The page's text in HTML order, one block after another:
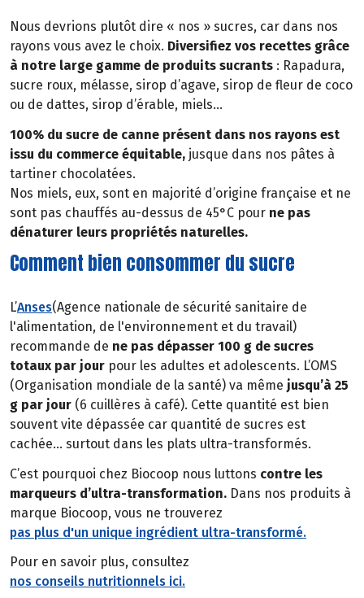
Nous devrions plutôt dire « nos » sucres, car dans nos
rayons vous avez le choix. Diversifiez vos recettes grâce
à notre large gamme de produits sucrants : Rapadura,
sucre roux, mélasse, sirop d’agave, sirop de fleur de coco
ou de dattes, sirop d’érable, miels…
100% du sucre de canne présent dans nos rayons est
issu du commerce équitable, jusque dans nos pâtes à
tartiner chocolatées.
Nos miels, eux, sont en majorité d’origine française et ne
sont pas chauffés au-dessus de 45°C pour ne pas
dénaturer leurs propriétés naturelles.
Comment bien consommer du sucre
L’Anses(Agence nationale de sécurité sanitaire de
l'alimentation, de l'environnement et du travail)
recommande de ne pas dépasser 100 g de sucres
totaux par jour pour les adultes et adolescents. L’OMS
(Organisation mondiale de la santé) va même jusqu’à 25
g par jour (6 cuillères à café). Cette quantité est bien
souvent vite dépassée car quantité de sucres est
cachée… surtout dans les plats ultra-transformés.
C’est pourquoi chez Biocoop nous luttons contre les
marqueurs d’ultra-transformation. Dans nos produits à
marque Biocoop, vous ne trouverez
pas plus d'un unique ingrédient ultra-transformé.
Pour en savoir plus, consultez
nos conseils nutritionnels ici.